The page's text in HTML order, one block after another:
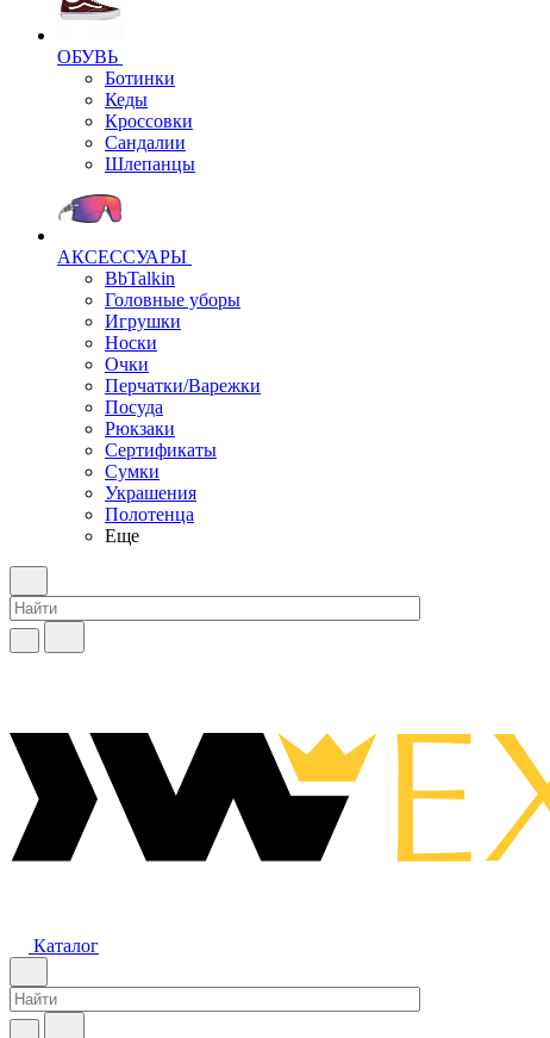
ОБУВЬ
Ботинки
Кеды
Кроссовки
Сандалии
Шлепанцы
АКСЕССУАРЫ
BbTalkin
Головные уборы
Игрушки
Носки
Очки
Перчатки/Варежки
Посуда
Рюкзаки
Сертификаты
Сумки
Украшения
Полотенца
Еще
Каталог